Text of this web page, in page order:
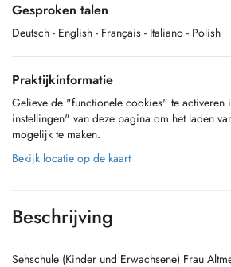
Gesproken talen
Deutsch - English - Français - Italiano - Polish
Praktijkinformatie
Gelieve de "functionele cookies" te activeren
instellingen" van deze pagina om het laden
mogelijk te maken.
Bekijk locatie op de kaart
Beschrijving
Sehschule (Kinder und Erwachsene) Frau